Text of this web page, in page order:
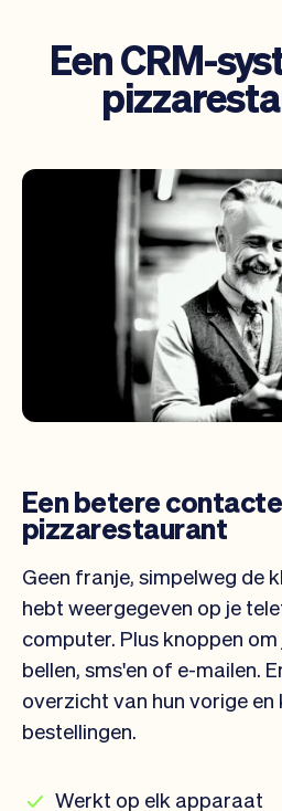
Een CRM-
Een betere
pizzarestaurant
Geen franje, simpelweg de
hebt weergegeven op je
computer. Plus knoppen
bellen, sms'en of e-mailen.
overzicht van hun vorige en
bestellingen.
Werkt op elk apparaat